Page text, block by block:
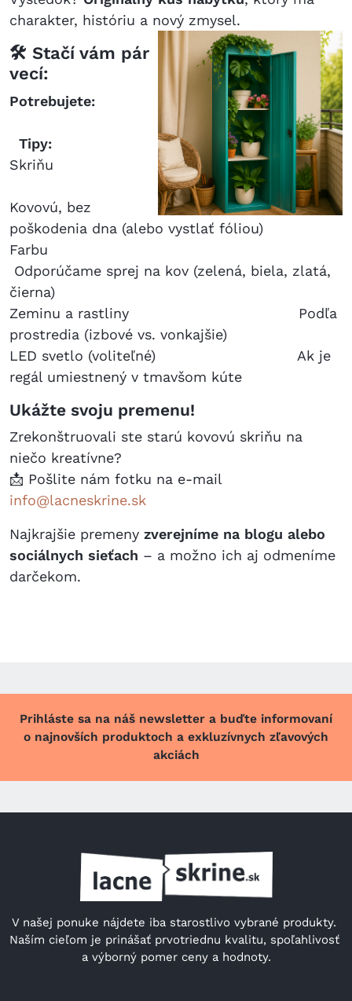
charakter, históriu a nový zmysel.
🛠️ Stačí vám pár
vecí:
Potrebujete:
Tipy:
Skriňu
Kovovú, bez
poškodenia dna (alebo vystlať fóliou)
Farbu
Odporúčame sprej na kov (zelená, biela, zlatá,
čierna)
Zeminu a rastliny Podľa
prostredia (izbové vs. vonkajšie)
LED svetlo (voliteľné) Ak je
regál umiestnený v tmavšom kúte
Ukážte svoju premenu!
Zrekonštruovali ste starú kovovú skriňu na
niečo kreatívne?
📩 Pošlite nám fotku na e-mail
info@lacneskrine.sk
Najkrajšie premeny zverejníme na blogu alebo
sociálnych sieťach – a možno ich aj odmeníme
darčekom.
Prihláste sa na náš newsletter a buďte informovaní
o najnovších produktoch a exkluzívnych zľavových
akciách
V našej ponuke nájdete iba starostlivo vybrané produkty.
Naším cieľom je prinášať prvotriednu kvalitu, spoľahlivosť
a výborný pomer ceny a hodnoty.